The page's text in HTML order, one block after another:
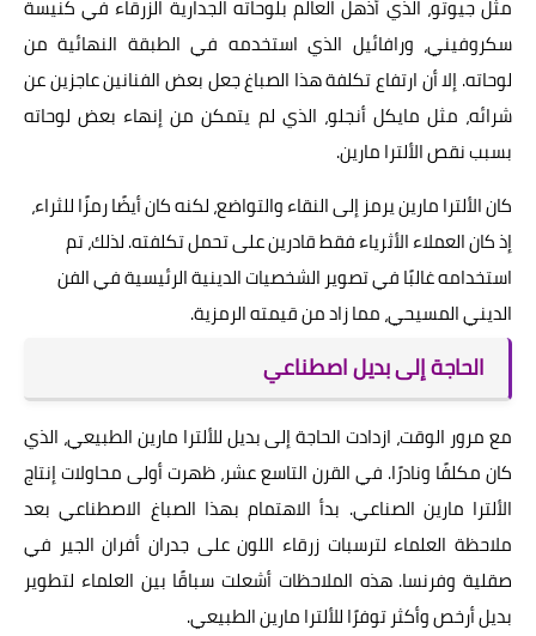
مثل جيوتو، الذي أذهل العالم بلوحاته الجدارية الزرقاء في كنيسة
سكروفيني، ورافائيل الذي استخدمه في الطبقة النهائية من
لوحاته. إلا أن ارتفاع تكلفة هذا الصباغ جعل بعض الفنانين عاجزين عن
شرائه، مثل مايكل أنجلو، الذي لم يتمكن من إنهاء بعض لوحاته
بسبب نقص الألترا مارين.
كان الألترا مارين يرمز إلى النقاء والتواضع، لكنه كان أيضًا رمزًا للثراء،
إذ كان العملاء الأثرياء فقط قادرين على تحمل تكلفته. لذلك، تم
استخدامه غالبًا في تصوير الشخصيات الدينية الرئيسية في الفن
الديني المسيحي، مما زاد من قيمته الرمزية.
الحاجة إلى بديل اصطناعي
مع مرور الوقت، ازدادت الحاجة إلى بديل للألترا مارين الطبيعي، الذي
كان مكلفًا ونادرًا. في القرن التاسع عشر، ظهرت أولى محاولات إنتاج
الألترا مارين الصناعي. بدأ الاهتمام بهذا الصباغ الاصطناعي بعد
ملاحظة العلماء لترسبات زرقاء اللون على جدران أفران الجير في
صقلية وفرنسا. هذه الملاحظات أشعلت سباقًا بين العلماء لتطوير
بديل أرخص وأكثر توفرًا للألترا مارين الطبيعي.